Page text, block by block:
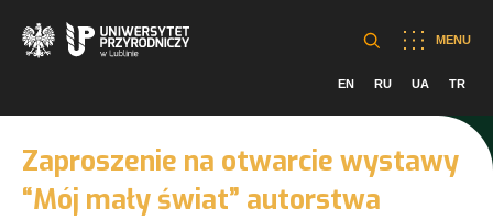
MENU
EN RU UA TR
Zaproszenie na otwarcie wystawy
“Mój mały świat” autorstwa